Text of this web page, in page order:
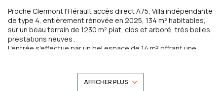
Proche Clermont l'Hérault accès direct A75, Villa indépendante
de type 4, entièrement rénovée en 2025, 134 m² habitables,
sur un beau terrain de 1230 m² plat, clos et arboré, très belles
prestations neuves .
L'entrée s'effectue par un bel espace de 14 m² offrant une
pièce à vivre de 35,48 m² très ajourée, avec un accès direct à
la terrasse extérieure. Cette pièce est separée de la cuisine
AFFICHER PLUS